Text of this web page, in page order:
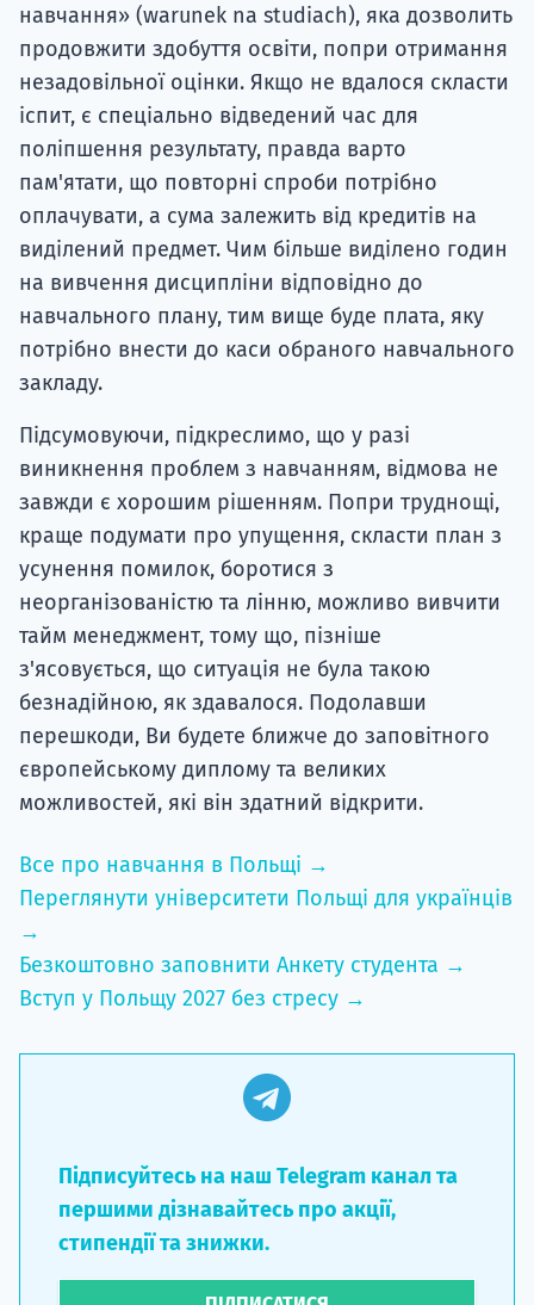
навчання» (warunek na studiach), яка дозволить
продовжити здобуття освіти, попри отримання
незадовільної оцінки. Якщо не вдалося скласти
іспит, є спеціально відведений час для
поліпшення результату, правда варто
пам'ятати, що повторні спроби потрібно
оплачувати, а сума залежить від кредитів на
виділений предмет. Чим більше виділено годин
на вивчення дисципліни відповідно до
навчального плану, тим вище буде плата, яку
потрібно внести до каси обраного навчального
закладу.
Підсумовуючи, підкреслимо, що у разі
виникнення проблем з навчанням, відмова не
завжди є хорошим рішенням. Попри труднощі,
краще подумати про упущення, скласти план з
усунення помилок, боротися з
неорганізованістю та лінню, можливо вивчити
тайм менеджмент, тому що, пізніше
з'ясовується, що ситуація не була такою
безнадійною, як здавалося. Подолавши
перешкоди, Ви будете ближче до заповітного
європейському диплому та великих
можливостей, які він здатний відкрити.
Все про навчання в Польщі →
Переглянути університети Польщі для українців
→
Безкоштовно заповнити Анкету студента →
Вступ у Польщу 2027 без стресу →
Підписуйтесь на наш Telegram канал та
першими дізнавайтесь про акції,
стипендії та знижки.